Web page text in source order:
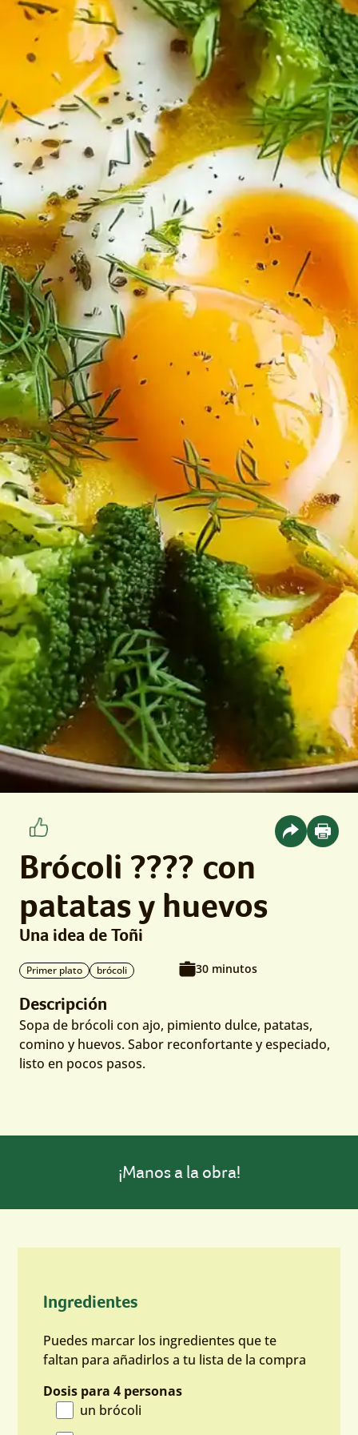
Brócoli ???? con
patatas y huevos
Una idea de Toñi
Primer plato brócoli 30 minutos
Descripción
Sopa de brócoli con ajo, pimiento dulce, patatas,
comino y huevos. Sabor reconfortante y especiado,
listo en pocos pasos.
¡Manos a la obra!
Ingredientes
Puedes marcar los ingredientes que te
faltan para añadirlos a tu lista de la compra
Dosis para 4 personas
un brócoli